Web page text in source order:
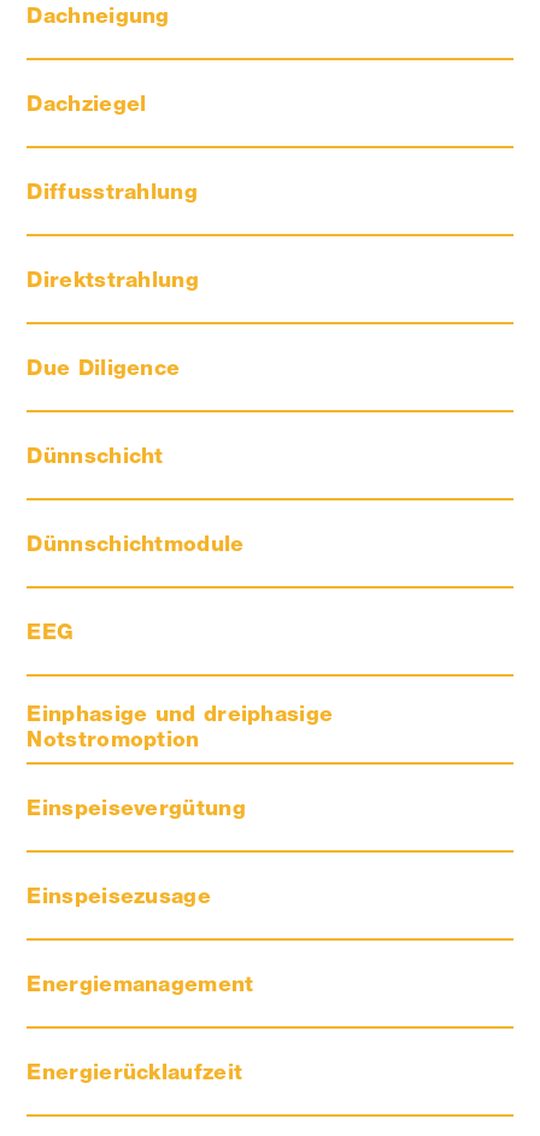
Dachneigung
Dachziegel
Diffusstrahlung
Direktstrahlung
Due Diligence
Dünnschicht
Dünnschichtmodule
EEG
Einphasige und dreiphasige
Notstromoption
Einspeisevergütung
Einspeisezusage
Energiemanagement
Energierücklaufzeit